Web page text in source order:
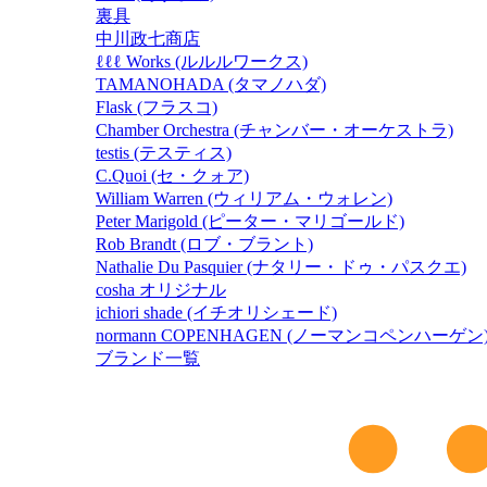
裏具
中川政七商店
ℓℓℓ Works (ルルルワークス)
TAMANOHADA (タマノハダ)
Flask (フラスコ)
Chamber Orchestra (チャンバー・オーケストラ)
testis (テスティス)
C.Quoi (セ・クォア)
William Warren (ウィリアム・ウォレン)
Peter Marigold (ピーター・マリゴールド)
Rob Brandt (ロブ・ブラント)
Nathalie Du Pasquier (ナタリー・ドゥ・パスクエ)
cosha オリジナル
ichiori shade (イチオリシェード)
normann COPENHAGEN (ノーマンコペンハーゲン
ブランド一覧